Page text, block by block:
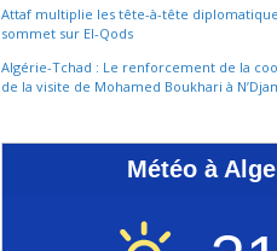
Attaf multiplie les tête-à-tête
sommet sur El-Qods
Algérie-Tchad : Le renforcement de la
de la visite de Mohamed Boukhari à
Météo à